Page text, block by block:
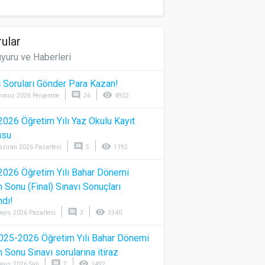
ve Haberleri
Soruları Gönder Para Kazan!
2026 Perşembe comment 26 visibility 4922
Öğretim Yılı Yaz Okulu Kayıt
2026 Pazartesi comment 5 visibility 1192
Öğretim Yılı Bahar Dönemi
Sonu (Final) Sınavı Sonuçları
2026 Pazartesi comment 3 visibility 3340
2026 Öğretim Yılı Bahar Dönemi
Sonu Sınavı sorularına itiraz